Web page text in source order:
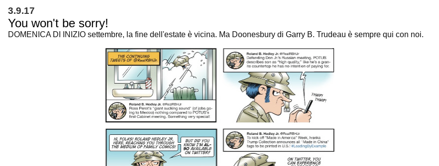
3.9.17
You won't be sorry!
DOMENICA DI INIZIO settembre, la fine dell'estate è vicina. Ma Doonesbury di Garry B. Trudeau è sempre qui con noi.